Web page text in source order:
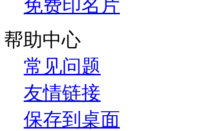
免费印名片
帮助中心
常见问题
友情链接
保存到桌面